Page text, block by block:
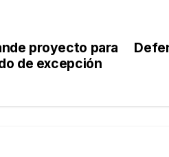
proyecto para
de excepción